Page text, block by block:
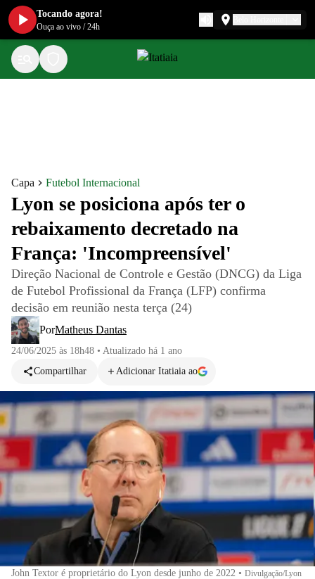
Capa Futebol Internacional
Lyon se posiciona após ter o
rebaixamento decretado na
França: 'Incompreensível'
Direção Nacional de Controle e Gestão (DNCG) da Liga
de Futebol Profissional da França (LFP) confirma
decisão em reunião nesta terça (24)
PorMatheus Dantas
24/06/2025 às 18h48 • Atualizado há 1 ano
Compartilhar
Adicionar Itatiaia ao
John Textor é proprietário do Lyon desde junho de 2022 • Divulgação/Lyon
Tocando agora!
Ouça ao vivo /24h